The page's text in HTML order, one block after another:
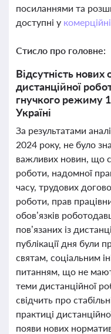
посиланнями та
доступні у
Стисло про головне:
Відсутність
дистанційної
гнучкого режиму
Україні
За результатами
2024 року, не було
важливих новин, що
роботи, надомної
часу, трудових
роботи, прав
обов’язків
пов’язаних із
публікації дня були
святам, соціальним
питанням, що не
теми дистанційної
свідчить про
практиці
появи нових